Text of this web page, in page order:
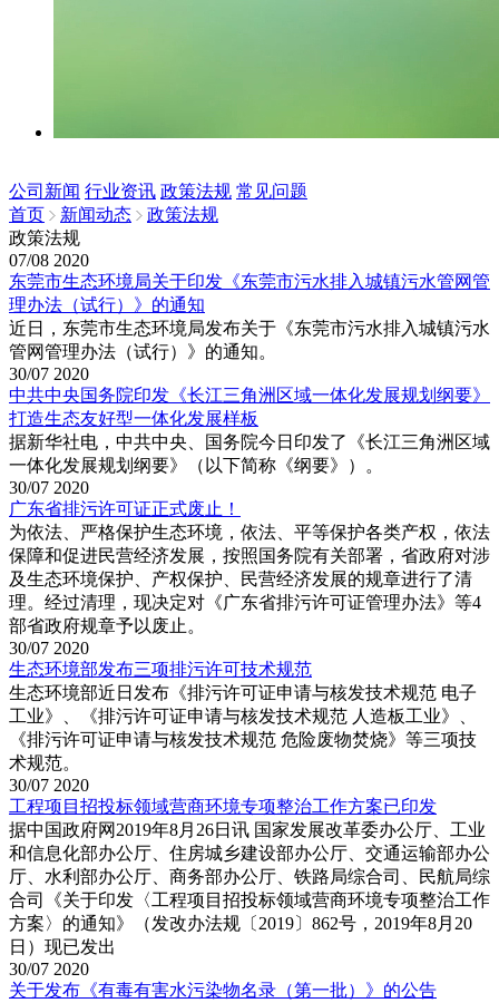
公司新闻 行业资讯 政策法规 常见问题
首页
新闻动态
政策法规
政策法规
07/08 2020
东莞市生态环境局关于印发《东莞市污水排入城镇污水管网管
理办法（试行）》的通知
近日，东莞市生态环境局发布关于《东莞市污水排入城镇污水
管网管理办法（试行）》的通知。
30/07 2020
中共中央国务院印发《长江三角洲区域一体化发展规划纲要》
打造生态友好型一体化发展样板
据新华社电，中共中央、国务院今日印发了《长江三角洲区域
一体化发展规划纲要》（以下简称《纲要》）。
30/07 2020
广东省排污许可证正式废止！
为依法、严格保护生态环境，依法、平等保护各类产权，依法
保障和促进民营经济发展，按照国务院有关部署，省政府对涉
及生态环境保护、产权保护、民营经济发展的规章进行了清
理。经过清理，现决定对《广东省排污许可证管理办法》等4
部省政府规章予以废止。
30/07 2020
生态环境部发布三项排污许可技术规范
生态环境部近日发布《排污许可证申请与核发技术规范 电子
工业》、《排污许可证申请与核发技术规范 人造板工业》、
《排污许可证申请与核发技术规范 危险废物焚烧》等三项技
术规范。
30/07 2020
工程项目招投标领域营商环境专项整治工作方案已印发
据中国政府网2019年8月26日讯 国家发展改革委办公厅、工业
和信息化部办公厅、住房城乡建设部办公厅、交通运输部办公
厅、水利部办公厅、商务部办公厅、铁路局综合司、民航局综
合司《关于印发〈工程项目招投标领域营商环境专项整治工作
方案〉的通知》（发改办法规〔2019〕862号，2019年8月20
日）现已发出
30/07 2020
关于发布《有毒有害水污染物名录（第一批）》的公告